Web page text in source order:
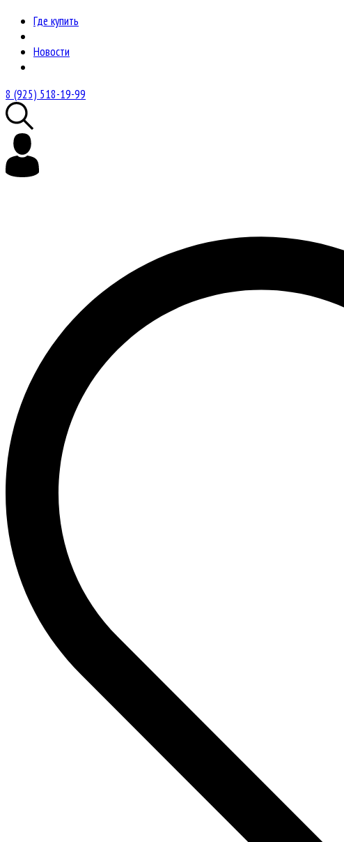
Где купить
Новости
8 (925) 518-19-99